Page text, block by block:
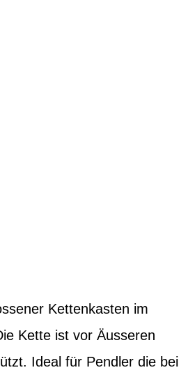
Kettenkasten im
Kette ist vor Äusseren
Ideal für Pendler die bei